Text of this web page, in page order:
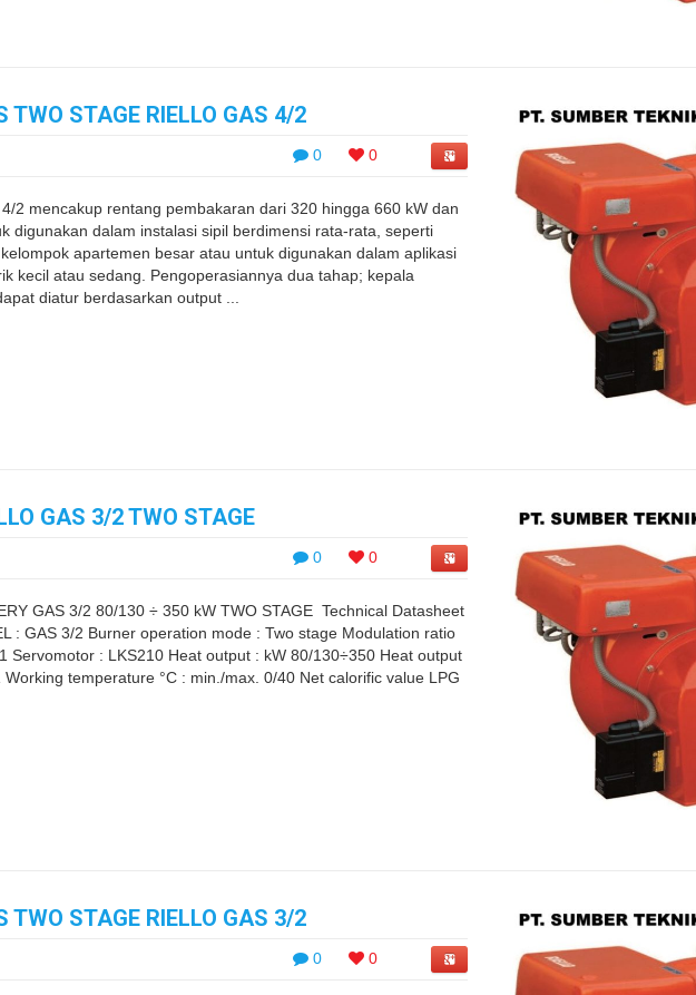
TWO STAGE RIELLO GAS 4/2
0 0
2 mencakup rentang pembakaran dari 320 hingga 660 kW dan
digunakan dalam instalasi sipil berdimensi rata-rata, seperti
apartemen besar atau untuk digunakan dalam aplikasi
kecil atau sedang. Pengoperasiannya dua tahap; kepala
diatur berdasarkan output ...
GAS 3/2 TWO STAGE
0 0
GAS 3/2 80/130 ÷ 350 kW TWO STAGE Technical Datasheet
: GAS 3/2 Burner operation mode : Two stage Modulation ratio
Servomotor : LKS210 Heat output : kW 80/130÷350 Heat output
temperature °C : min./max. 0/40 Net calorific value LPG
TWO STAGE RIELLO GAS 3/2
0 0